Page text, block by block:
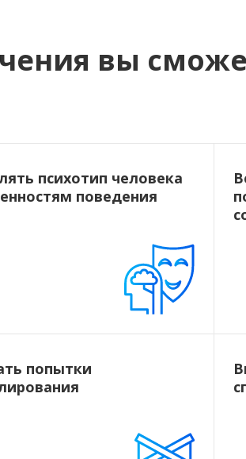
вы
психотип человека
поведения
попытки